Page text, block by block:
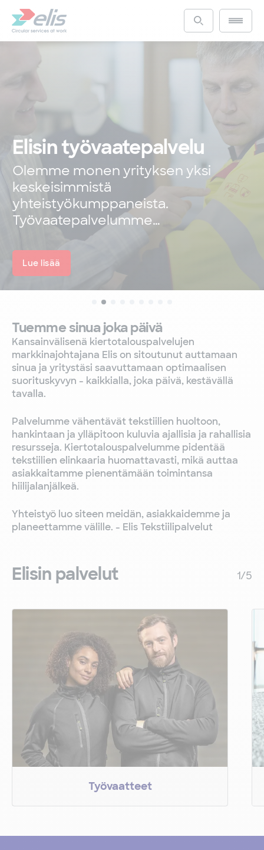
pääsisältöön
Access the
Main
Elisin työvaatepalvelu
Olemme monen yrityksen yksi
keskeisimmistä
yhteistyökumppaneista.
Työvaatepalvelumme…
Lue lisää
Tuemme sinua joka päivä
Kansainvälisenä kiertotalouspalvelujen
markkinajohtajana Elis on sitoutunut auttamaan
sinua ja yritystäsi saavuttamaan optimaalisen
suorituskyvyn - kaikkialla, joka päivä, kestävällä
tavalla.
Palvelumme vähentävät tekstiilien huoltoon,
hankintaan ja ylläpitoon kuluvia ajallisia ja rahallisia
resursseja. Kiertotalouspalvelumme pidentää
tekstiilien elinkaaria huomattavasti, mikä auttaa
asiakkaitamme pienentämään toimintansa
hiilijalanjälkeä.
Yhteistyö luo siteen meidän, asiakkaidemme ja
planeettamme välille. - Elis Tekstiilipalvelut
Elisin palvelut 1/5
Työvaatteet
Työvaatteet